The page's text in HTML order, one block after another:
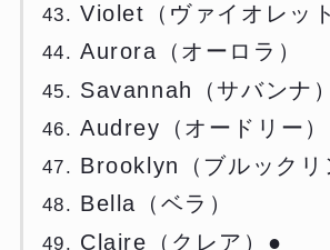
Violet（ヴァイオレッ
Aurora（オーロラ）
Savannah（サバンナ）
Audrey（オードリー）
Brooklyn（ブルック
Bella（ベラ）
Claire（クレア）●